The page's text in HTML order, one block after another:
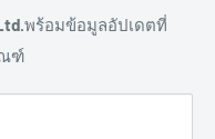
พร้อมข้อมูลอัปเดตที่
ณฑ์